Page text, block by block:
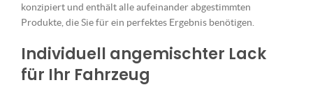
konzipiert und enthält alle aufeinander abgestimmten
Produkte, die Sie für ein perfektes Ergebnis benötigen.
Individuell angemischter Lack
für Ihr Fahrzeug